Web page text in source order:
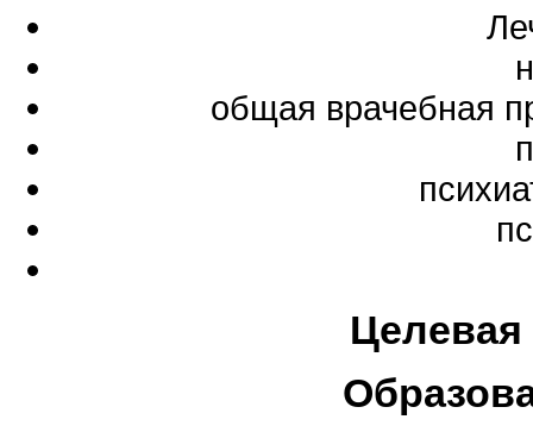
общая врачебная